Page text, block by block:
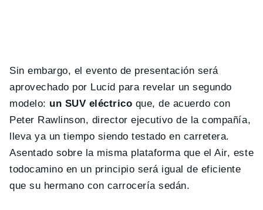
Sin embargo, el evento de presentación será
aprovechado por Lucid para revelar un segundo
modelo: un SUV eléctrico que, de acuerdo con
Peter Rawlinson, director ejecutivo de la compañía,
lleva ya un tiempo siendo testado en carretera.
Asentado sobre la misma plataforma que el Air, este
todocamino en un principio será igual de eficiente
que su hermano con carrocería sedán.